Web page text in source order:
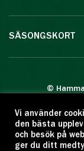
SÄSONGSKORT
©
Vi använder
den bästa
och besök på
ger du ditt